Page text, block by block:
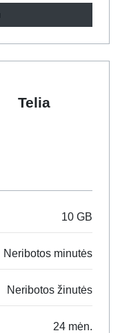
Telia
10 GB
Neribotos minutės
Neribotos žinutės
24 mėn.